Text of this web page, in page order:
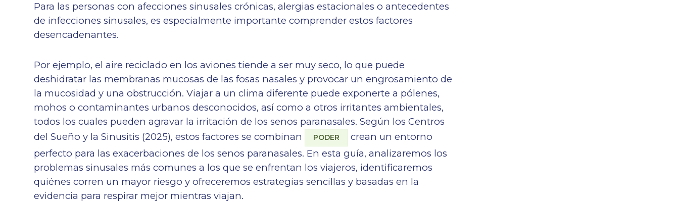
Para las personas con afecciones sinusales crónicas, alergias estacionales o antecedentes
de infecciones sinusales, es especialmente importante comprender estos factores
desencadenantes.
Por ejemplo, el aire reciclado en los aviones tiende a ser muy seco, lo que puede
deshidratar las membranas mucosas de las fosas nasales y provocar un engrosamiento de
la mucosidad y una obstrucción. Viajar a un clima diferente puede exponerte a pólenes,
mohos o contaminantes urbanos desconocidos, así como a otros irritantes ambientales,
todos los cuales pueden agravar la irritación de los senos paranasales. Según los Centros
del Sueño y la Sinusitis (2025), estos factores se combinan
PODER
crean un entorno
perfecto para las exacerbaciones de los senos paranasales. En esta guía, analizaremos los
problemas sinusales más comunes a los que se enfrentan los viajeros, identificaremos
quiénes corren un mayor riesgo y ofreceremos estrategias sencillas y basadas en la
evidencia para respirar mejor mientras viajan.